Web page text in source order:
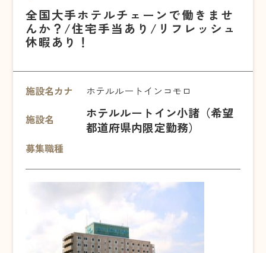
全国大手ホテルチェーンで働きませ
んか？/住宅手当あり/リフレッシュ
休暇あり！
施設名カナ
ホテルルートインコモロ
施設名
ホテルルートイン小諸（希望
都道府県内限定勤務）
募集職種